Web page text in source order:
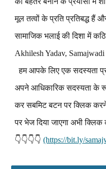
मूल तत्वों के प्रति प्रतिबद्ध हैं
सामाजिक भलाई की दिशा में
Akhilesh Yadav,
हम आपके लिए एक सदस्यता
अपने आधिकारिक सदस्यता के
कर सबमिट बटन पर क्लिक
पर भेज दिया जाएगा अभी क्लिक
👇👇👇👇(https://bit.ly/